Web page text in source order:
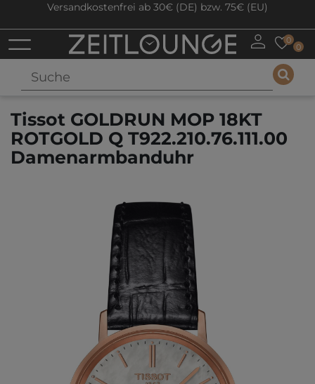
Versandkostenfrei ab 30€ (DE) bzw. 75€ (EU)
0
0
Tissot GOLDRUN MOP 18KT
ROTGOLD Q T922.210.76.111.00
Damenarmbanduhr